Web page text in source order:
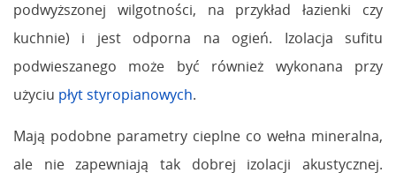
podwyższonej wilgotności, na przykład łazienki czy
kuchnie) i jest odporna na ogień. Izolacja sufitu
podwieszanego może być również wykonana przy
użyciu płyt styropianowych.
Mają podobne parametry cieplne co wełna mineralna,
ale nie zapewniają tak dobrej izolacji akustycznej.